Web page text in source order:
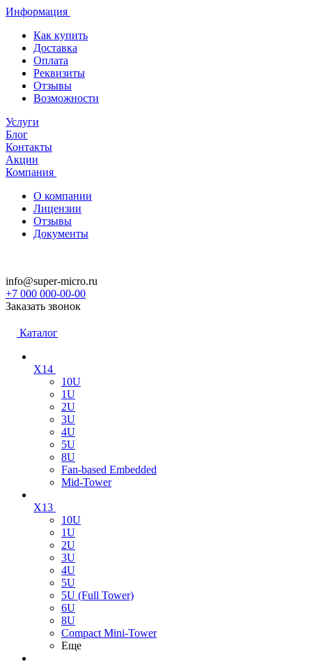
Информация
Как купить
Доставка
Оплата
Реквизиты
Отзывы
Возможности
Услуги
Блог
Контакты
Акции
Компания
О компании
Лицензии
Отзывы
Документы
info@super-micro.ru
+7 000 000-00-00
Заказать звонок
Каталог
X14
10U
1U
2U
3U
4U
5U
8U
Fan-based Embedded
Mid-Tower
X13
10U
1U
2U
3U
4U
5U
5U (Full Tower)
6U
8U
Compact Mini-Tower
Еще